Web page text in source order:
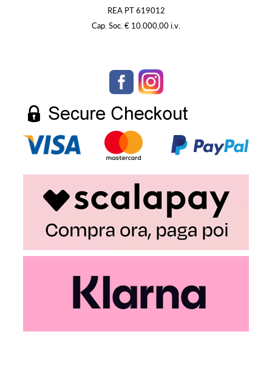
REA PT 619012
Cap. Soc. € 10.000,00 i.v.